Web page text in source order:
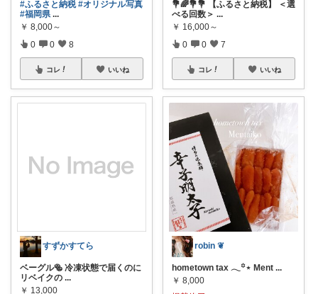
#ふるさと納税 #オリジナル写真
#福岡県 ...
￥ 8,000～
0 0 8
コレ いいね
すずかすてら
ベーグル🥯 冷凍状態で届くのに
リベイクの ...
￥ 13,000
💐🌈💐💐 【ふるさと納税】 ＜選
べる回数＞ ...
￥ 16,000～
0 0 7
コレ いいね
robin ❦
hometown tax 𓂃꙳⋆ Ment ...
￥ 8,000